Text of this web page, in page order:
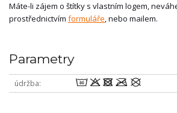
Máte-li zájem o štítky s vlastním logem,
prostřednictvím formuláře, nebo mailem.
Parametry
údržba wodmU